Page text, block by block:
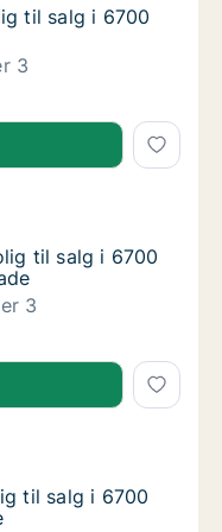
til salg i 6700
til salg i 6700
3
til salg i 6700
til salg i 6700
i 6700 Esbjerg,
til salg i 6700
til salg i 6700
3
til salg i 6700
til salg i 6700
i 6700 Esbjerg,
til salg i 6700
til salg i 6700